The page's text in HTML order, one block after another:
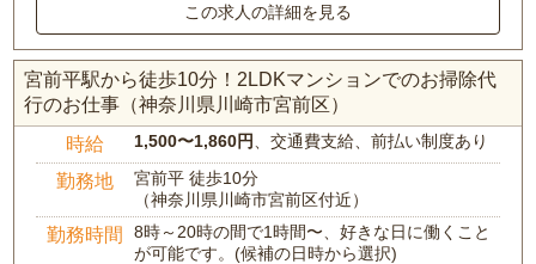
この求人の詳細を見る
宮前平駅から徒歩10分！2LDKマンションでのお掃除代
行のお仕事（神奈川県川崎市宮前区）
時給 1,500〜1,860円 、交通費支給、前払い制度あり
勤務地
宮前平 徒歩10分
（神奈川県川崎市宮前区付近）
勤務時間
8時～20時の間で1時間〜、好きな日に働くこと
が可能です。(候補の日時から選択)